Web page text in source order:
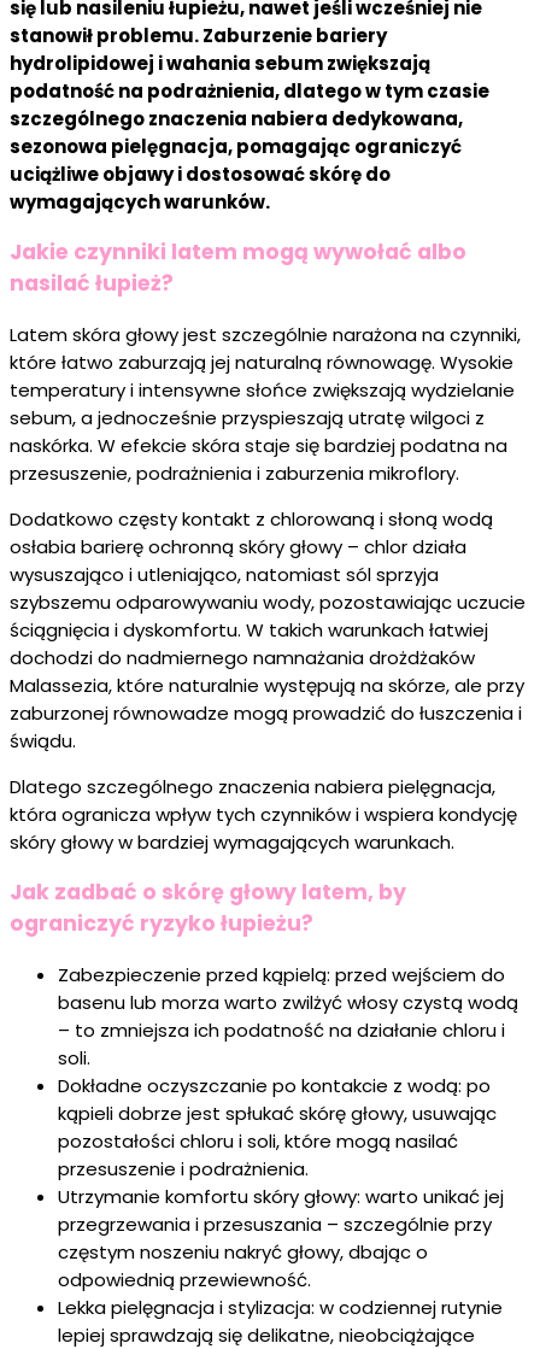
się lub nasileniu łupieżu, nawet jeśli wcześniej nie
stanowił problemu. Zaburzenie bariery
hydrolipidowej i wahania sebum zwiększają
podatność na podrażnienia, dlatego w tym czasie
szczególnego znaczenia nabiera dedykowana,
sezonowa pielęgnacja, pomagając ograniczyć
uciążliwe objawy i dostosować skórę do
wymagających warunków.
Jakie czynniki latem mogą wywołać albo
nasilać łupież?
Latem skóra głowy jest szczególnie narażona na czynniki,
które łatwo zaburzają jej naturalną równowagę. Wysokie
temperatury i intensywne słońce zwiększają wydzielanie
sebum, a jednocześnie przyspieszają utratę wilgoci z
naskórka. W efekcie skóra staje się bardziej podatna na
przesuszenie, podrażnienia i zaburzenia mikroflory.
Dodatkowo częsty kontakt z chlorowaną i słoną wodą
osłabia barierę ochronną skóry głowy – chlor działa
wysuszająco i utleniająco, natomiast sól sprzyja
szybszemu odparowywaniu wody, pozostawiając uczucie
ściągnięcia i dyskomfortu. W takich warunkach łatwiej
dochodzi do nadmiernego namnażania drożdżaków
Malassezia, które naturalnie występują na skórze, ale przy
zaburzonej równowadze mogą prowadzić do łuszczenia i
świądu.
Dlatego szczególnego znaczenia nabiera pielęgnacja,
która ogranicza wpływ tych czynników i wspiera kondycję
skóry głowy w bardziej wymagających warunkach.
Jak zadbać o skórę głowy latem, by
ograniczyć ryzyko łupieżu?
Zabezpieczenie przed kąpielą: przed wejściem do
basenu lub morza warto zwilżyć włosy czystą wodą
– to zmniejsza ich podatność na działanie chloru i
soli.
Dokładne oczyszczanie po kontakcie z wodą: po
kąpieli dobrze jest spłukać skórę głowy, usuwając
pozostałości chloru i soli, które mogą nasilać
przesuszenie i podrażnienia.
Utrzymanie komfortu skóry głowy: warto unikać jej
przegrzewania i przesuszania – szczególnie przy
częstym noszeniu nakryć głowy, dbając o
odpowiednią przewiewność.
Lekka pielęgnacja i stylizacja: w codziennej rutynie
lepiej sprawdzają się delikatne, nieobciążające